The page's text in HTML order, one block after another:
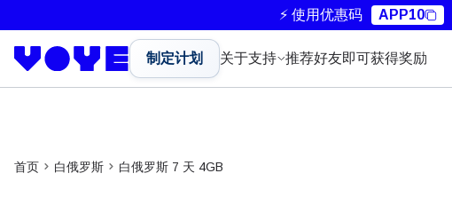
⚡ 使用优惠码 APP10
制定计划 关于支持 推荐好友即可获得奖励
首页 白俄罗斯 白俄罗斯 7 天 4GB